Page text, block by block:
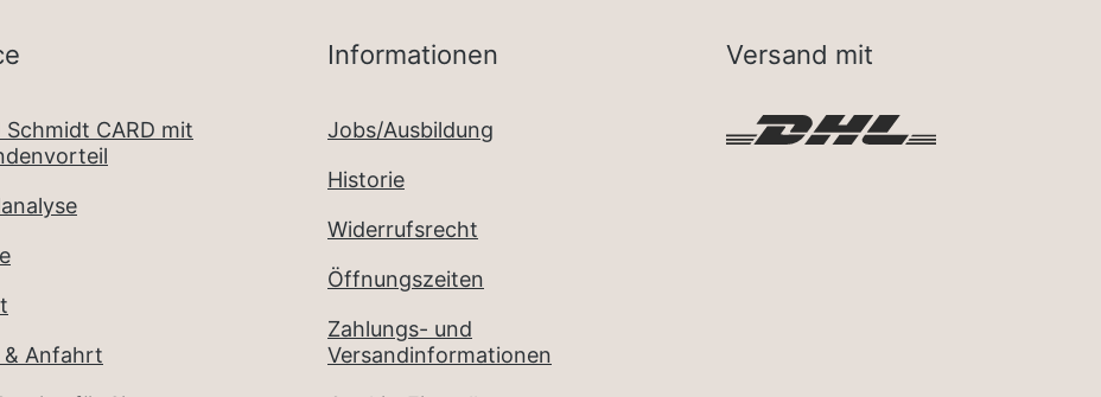
Schmidt CARD mit
& Anfahrt
Informationen
Jobs/Ausbildung
Historie
Widerrufsrecht
Öffnungszeiten
Zahlungs- und
Versandinformationen
Versand mit